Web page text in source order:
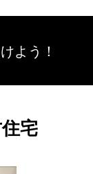
よう！
宅